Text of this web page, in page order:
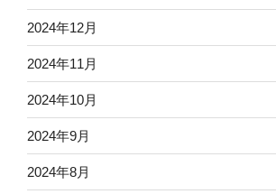
2024年12月
2024年11月
2024年10月
2024年9月
2024年8月